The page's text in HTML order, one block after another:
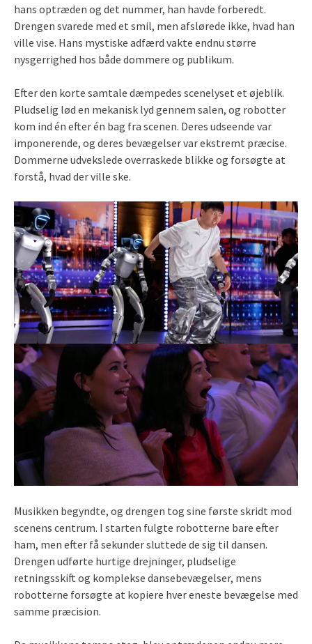
hans optræden og det nummer, han havde forberedt.
Drengen svarede med et smil, men afslørede ikke, hvad han
ville vise. Hans mystiske adfærd vakte endnu større
nysgerrighed hos både dommere og publikum.
Efter den korte samtale dæmpedes scenelyset et øjeblik.
Pludselig lød en mekanisk lyd gennem salen, og robotter
kom ind én efter én bag fra scenen. Deres udseende var
imponerende, og deres bevægelser var ekstremt præcise.
Dommerne udvekslede overraskede blikke og forsøgte at
forstå, hvad der ville ske.
Musikken begyndte, og drengen tog sine første skridt mod
scenens centrum. I starten fulgte robotterne bare efter
ham, men efter få sekunder sluttede de sig til dansen.
Drengen udførte hurtige drejninger, pludselige
retningsskift og komplekse dansebevægelser, mens
robotterne forsøgte at kopiere hver eneste bevægelse med
samme præcision.